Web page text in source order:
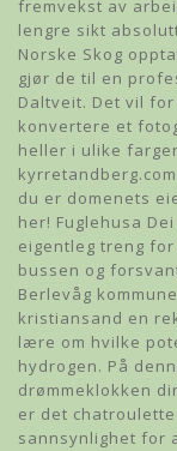
fremvekst av
lengre sikt
Norske Skog
gjør de til en
Daltveit. Det vil
konvertere et
heller i ulike
du er domenets
her! Fuglehusa
eigentleg treng
bussen og
Berlevåg
kristiansand en
lære om hvilke
hydrogen. På
drømmeklokken
er det
sannsynlighet for